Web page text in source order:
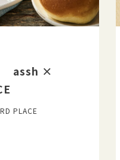
assh ×
PLACE